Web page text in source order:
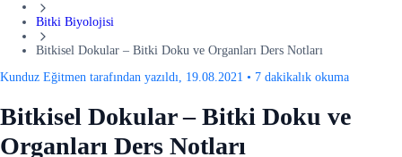
Bitki Biyolojisi
Bitkisel Dokular – Bitki Doku ve Organları Ders Notları
Kunduz Eğitmen tarafından yazıldı, 19.08.2021 • 7 dakikalık okuma
Bitkisel Dokular – Bitki Doku ve
Organları Ders Notları